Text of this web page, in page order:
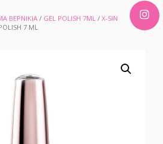
ΒΕΡΝΙΚΙΑ/ GEL POLISH 7ML / X-SIN
7 ML